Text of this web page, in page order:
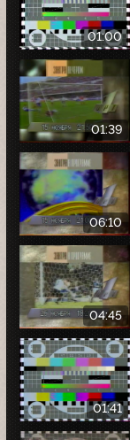
01:00
01:39
06:10
04:45
01:41